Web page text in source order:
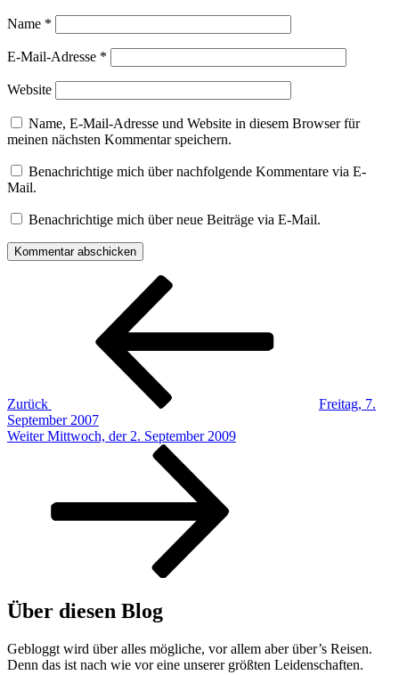
Name *
E-Mail-Adresse *
Website
Name, E-Mail-Adresse und Website in diesem Browser für
meinen nächsten Kommentar speichern.
Benachrichtige mich über nachfolgende Kommentare via E-
Mail.
Benachrichtige mich über neue Beiträge via E-Mail.
Beitragsnavigation
Zurück
Freitag, 7.
September 2007
Nächster
Weiter Mittwoch, der 2. September 2009
Über diesen Blog
Gebloggt wird über alles mögliche, vor allem aber über’s Reisen.
Denn das ist nach wie vor eine unserer größten Leidenschaften.